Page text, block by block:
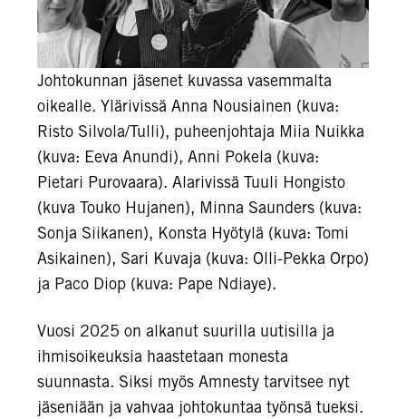
Johtokunnan jäsenet kuvassa vasemmalta
oikealle. Ylärivissä Anna Nousiainen (kuva:
Risto Silvola/Tulli), puheenjohtaja Miia Nuikka
(kuva: Eeva Anundi), Anni Pokela (kuva:
Pietari Purovaara). Alarivissä Tuuli Hongisto
(kuva Touko Hujanen), Minna Saunders (kuva:
Sonja Siikanen), Konsta Hyötylä (kuva: Tomi
Asikainen), Sari Kuvaja (kuva: Olli-Pekka Orpo)
ja Paco Diop (kuva: Pape Ndiaye).
Vuosi 2025 on alkanut suurilla uutisilla ja
ihmisoikeuksia haastetaan monesta
suunnasta. Siksi myös Amnesty tarvitsee nyt
jäseniään ja vahvaa johtokuntaa työnsä tueksi.